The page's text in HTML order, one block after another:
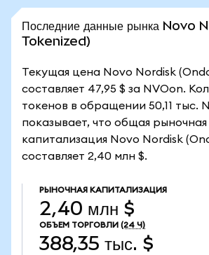
Последние данные рынка Novo
Tokenized)
Текущая цена Novo Nordisk
составляет 47,95 $ за NVOon.
токенов в обращении 50,11 тыс.
показывает, что общая рыночная
капитализация Novo Nordisk
составляет 2,40 млн $.
РЫНОЧНАЯ КАПИТАЛИЗАЦИЯ
2,40 млн $
ОБЪЕМ ТОРГОВЛИ (24 Ч)
388,35 тыс. $